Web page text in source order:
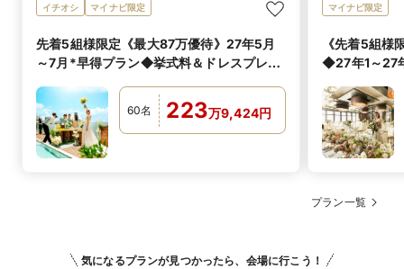
イチオシ マイナビ限定
先着5組様限定《最大87万優待》27年5月
～7月*早得プラン◆挙式料＆ドレスプレゼ
60名 223万9,424円
マイナビ限定
《先着5組様
◆27年1～27
プラン一覧
気になるプランが見つかったら、会場に行こう！